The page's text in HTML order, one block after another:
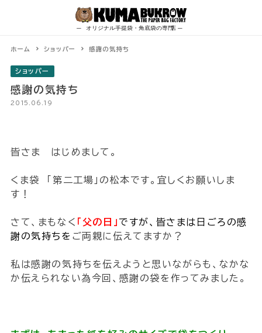
ホーム ショッパー 感謝の気持ち
ショッパー
感謝の気持ち
2015.06.19
皆さま はじめまして。
くま袋 「第二工場」の松本です。宜しくお願いしま
す！
さて、まもなく 「父の日」 ですが、皆さまは日ごろの感
謝の気持ちを ご両親に伝えてますか？
私は感謝の気持ちを伝えようと思いながらも、なかな
か伝えられない為今回、感謝の袋を作ってみました。